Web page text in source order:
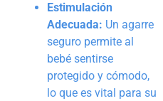
Estimulación
Adecuada: Un agarre
seguro permite al
bebé sentirse
protegido y cómodo,
lo que es vital para su